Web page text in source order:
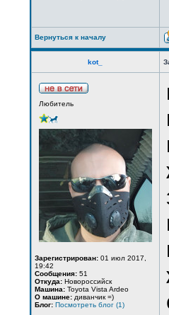
Вернуться к началу
kot_
Любитель
Зарегистрирован: 01 июл 2017,
19:42
Сообщения: 51
Откуда: Новороссийск
Машина: Toyota Vista Ardeo
О машине: диванчик =)
Блог: Посмотреть блог (1)